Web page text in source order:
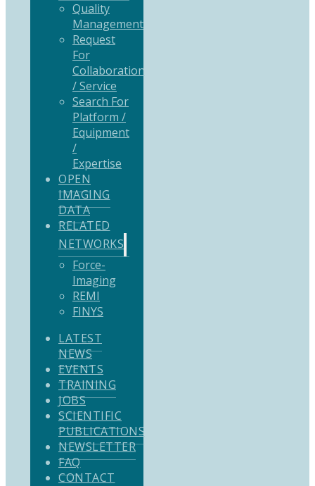
Quality
Management
Request
For
Collaboration
/ Service
Search For
Platform /
Equipment
/
Expertise
OPEN
IMAGING
DATA
RELATED
NETWORKS
Force-
Imaging
REMI
FINYS
LATEST
NEWS
EVENTS
TRAINING
JOBS
SCIENTIFIC
PUBLICATIONS
NEWSLETTER
FAQ
CONTACT